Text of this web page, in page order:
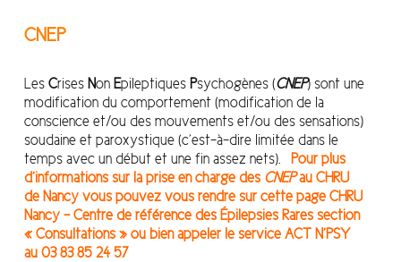
CNEP
Les Crises Non Epileptiques Psychogènes (CNEP) sont une
modification du comportement (modification de la
conscience et/ou des mouvements et/ou des sensations)
soudaine et paroxystique (c’est-à-dire limitée dans le
temps avec un début et une fin assez nets). Pour plus
d’informations sur la prise en charge des CNEPau CHRU
de Nancy vous pouvez vous rendre sur cette pageCHRU
Nancy – Centre de référence des Épilepsies Raressection
« Consultations » ou bien appeler le service ACT N’PSY
au 03 83 85 24 57